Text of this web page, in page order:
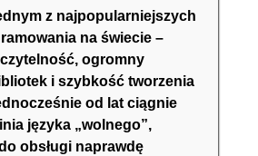
z najpopularniejszych
na świecie –
ogromny
i szybkość tworzenia
od lat ciągnie
języka „wolnego”,
obsługi naprawdę